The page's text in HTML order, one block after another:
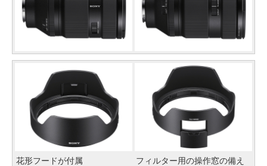
花形フードが付属
フィルター用の操作窓の備え